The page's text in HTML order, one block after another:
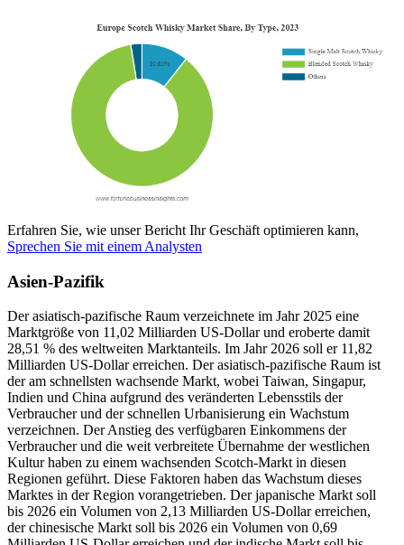
Erfahren Sie, wie unser Bericht Ihr Geschäft optimieren kann,
Sprechen Sie mit einem Analysten
Asien-Pazifik
Der asiatisch-pazifische Raum verzeichnete im Jahr 2025 eine
Marktgröße von 11,02 Milliarden US-Dollar und eroberte damit
28,51 % des weltweiten Marktanteils. Im Jahr 2026 soll er 11,82
Milliarden US-Dollar erreichen. Der asiatisch-pazifische Raum ist
der am schnellsten wachsende Markt, wobei Taiwan, Singapur,
Indien und China aufgrund des veränderten Lebensstils der
Verbraucher und der schnellen Urbanisierung ein Wachstum
verzeichnen. Der Anstieg des verfügbaren Einkommens der
Verbraucher und die weit verbreitete Übernahme der westlichen
Kultur haben zu einem wachsenden Scotch-Markt in diesen
Regionen geführt. Diese Faktoren haben das Wachstum dieses
Marktes in der Region vorangetrieben. Der japanische Markt soll
bis 2026 ein Volumen von 2,13 Milliarden US-Dollar erreichen,
der chinesische Markt soll bis 2026 ein Volumen von 0,69